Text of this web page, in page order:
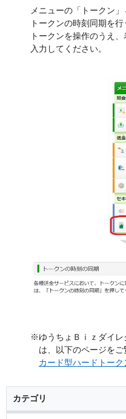
メニューの「トークン
トークンの時刻同期を
トークンを操作のうえ
入力してください。
※ゆうちょＢｉｚダイレ
は、以下のページをご
カード型ハードトー
カテゴリ